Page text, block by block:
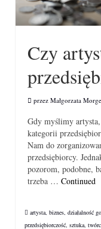
Czy
przez Małgorzata
Gdy myślimy
kategorii
Nam do
przedsiębiorcy.
pozorom, podobne,
trzeba … Continued
artysta biznes działalność
przedsiębiorczość sztuka